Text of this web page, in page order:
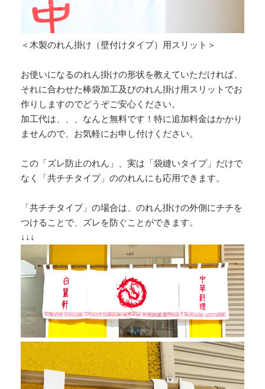
＜木製のれん掛け（壁付けタイプ）用スリット＞
お使いになるのれん掛けの形状を教えていただければ、
それに合わせた棒袋加工及びのれん掛け用スリットでお
作りしますのでどうぞご安心ください。
加工代は、、、なんと無料です！特に追加料金はかかり
ませんので、お気軽にお申し付けください。
この「ズレ防止のれん」、実は「袋縫いタイプ」だけで
なく「共チチタイプ」ののれんにも応用できます。
「共チチタイプ」の場合は、のれん掛けの外側にチチを
つけることで、ズレを防ぐことができます。
↓↓↓